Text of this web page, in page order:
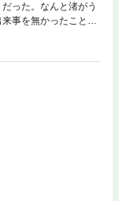
った。なんと渚がう
事を無かったことに
家族の気持ちが１つ
死んでしまった」そ
なった。だけど再婚
ことを忘れてしまう